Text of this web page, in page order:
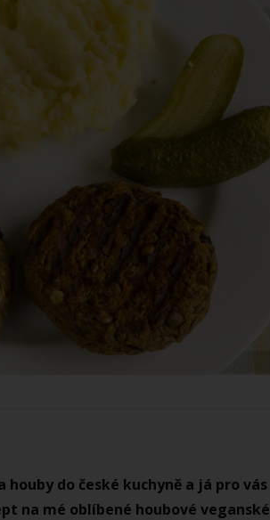
do české kuchyně a já pro vás
na mé oblíbené houbové veganské